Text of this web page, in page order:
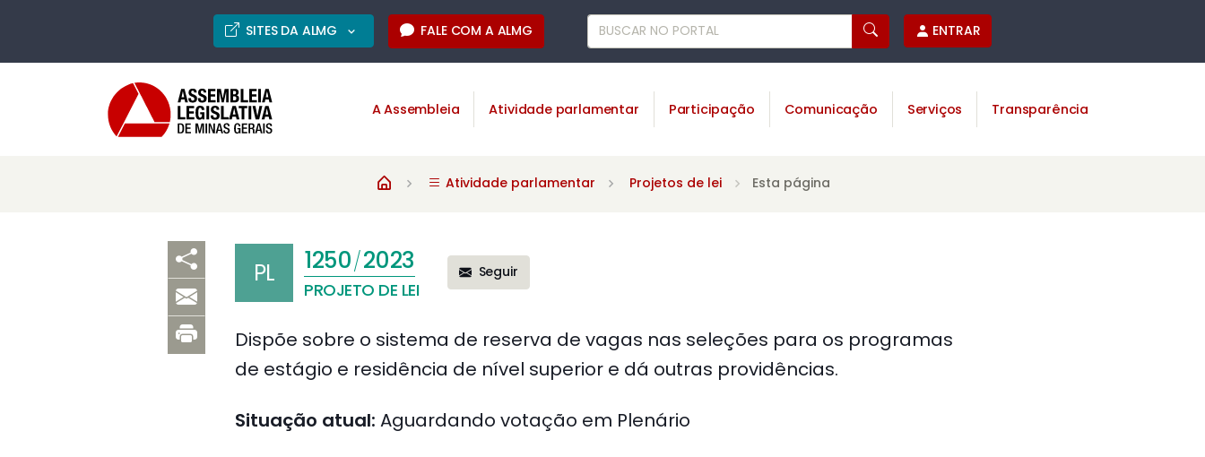
SITES DA ALMG FALE COM A ALMG ENTRAR
A Assembleia Atividade parlamentar Participação Comunicação Serviços Transparência
Atividade parlamentar Projetos de lei Esta página
PL 1250/2023
PROJETO DE LEI
Seguir
Dispõe sobre o sistema de reserva de vagas nas seleções para os programas
de estágio e residência de nível superior e dá outras providências.
Situação atual: Aguardando votação em Plenário